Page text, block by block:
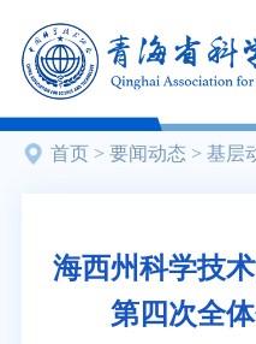
首页 > 要闻动态 > 基层
海西州科学技
第四次全